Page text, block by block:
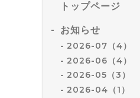
トップページ
お知らせ
2026-07（4）
2026-06（4）
2026-05（3）
2026-04（1）